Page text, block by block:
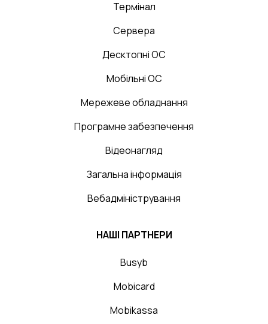
Термінал
Сервера
Десктопні ОС
Мобільні ОС
Мережеве обладнання
Програмне забезпечення
Відеонагляд
Загальна інформація
Вебадміністрування
НАШІ ПАРТНЕРИ
Busyb
Mobicard
Mobikassa